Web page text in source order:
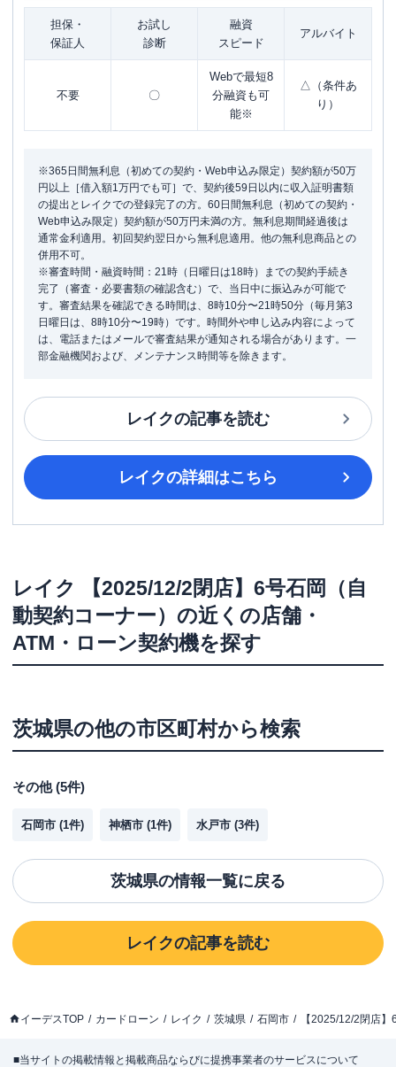
担保・
保証人
お試し
診断
融資
スピード
アルバイト
不要 〇
Webで最短8
分融資も可
能※
△（条件あ
り）
※365日間無利息（初めての契約・Web申込み限定）契約額が50万
円以上［借入額1万円でも可］で、契約後59日以内に収入証明書類
の提出とレイクでの登録完了の方。60日間無利息（初めての契約・
Web申込み限定）契約額が50万円未満の方。無利息期間経過後は
通常金利適用。初回契約翌日から無利息適用。他の無利息商品との
併用不可。
※審査時間・融資時間：21時（日曜日は18時）までの契約手続き
完了（審査・必要書類の確認含む）で、当日中に振込みが可能で
す。審査結果を確認できる時間は、8時10分〜21時50分（毎月第3
日曜日は、8時10分〜19時）です。時間外や申し込み内容によって
は、電話またはメールで審査結果が通知される場合があります。一
部金融機関および、メンテナンス時間等を除きます。
レイクの記事を読む
レイクの詳細はこちら
レイク
【2025/12/2閉店】6号石岡（自
動契約コーナー） の近くの店舗・
ATM・ローン契約機を探す
茨城県の他の市区町村から検索
その他(5件)
石岡市 (1件) 神栖市 (1件) 水戸市 (3件)
茨城県の情報一覧に戻る
レイクの記事を読む
イーデスTOP カードローン レイク 茨城県 石岡市 【2025/12/2閉店
■当サイトの掲載情報と掲載商品ならびに提携事業者のサービスについて